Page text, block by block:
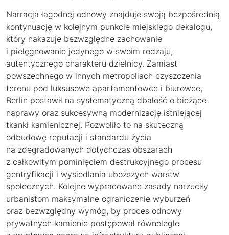
Narracja łagodnej odnowy znajduje swoją bezpośrednią
kontynuację w kolejnym punkcie miejskiego dekalogu,
który nakazuje bezwzględne zachowanie
i pielęgnowanie jedynego w swoim rodzaju,
autentycznego charakteru dzielnicy. Zamiast
powszechnego w innych metropoliach czyszczenia
terenu pod luksusowe apartamentowce i biurowce,
Berlin postawił na systematyczną dbałość o bieżące
naprawy oraz sukcesywną modernizację istniejącej
tkanki kamienicznej. Pozwoliło to na skuteczną
odbudowę reputacji i standardu życia
na zdegradowanych dotychczas obszarach
z całkowitym pominięciem destrukcyjnego procesu
gentryfikacji i wysiedlania uboższych warstw
społecznych. Kolejne wypracowane zasady narzuciły
urbanistom maksymalne ograniczenie wyburzeń
oraz bezwzględny wymóg, by proces odnowy
prywatnych kamienic postępował równolegle